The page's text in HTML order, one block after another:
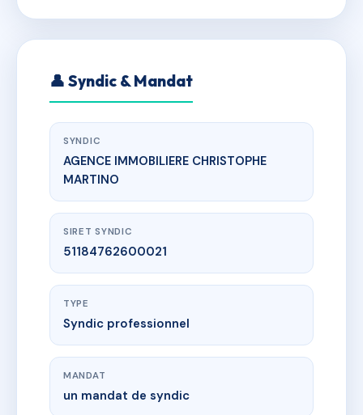
👤 Syndic & Mandat
SYNDIC
AGENCE IMMOBILIERE CHRISTOPHE
MARTINO
SIRET SYNDIC
51184762600021
TYPE
Syndic professionnel
MANDAT
un mandat de syndic